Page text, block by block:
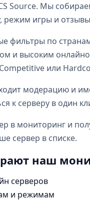
CS Source. Мы
режим игры и
фильтры по
и высоким
или
модерацию и
к серверу в один
в мониторинг и
сервер в списке.
наш
серверов
и режимам